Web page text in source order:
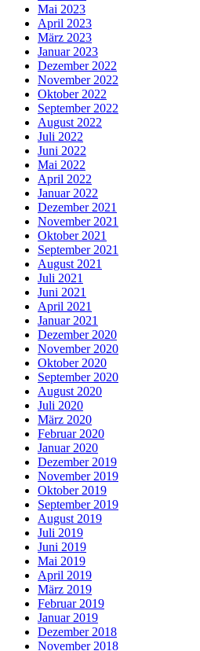
Mai 2023
April 2023
März 2023
Januar 2023
Dezember 2022
November 2022
Oktober 2022
September 2022
August 2022
Juli 2022
Juni 2022
Mai 2022
April 2022
Januar 2022
Dezember 2021
November 2021
Oktober 2021
September 2021
August 2021
Juli 2021
Juni 2021
April 2021
Januar 2021
Dezember 2020
November 2020
Oktober 2020
September 2020
August 2020
Juli 2020
März 2020
Februar 2020
Januar 2020
Dezember 2019
November 2019
Oktober 2019
September 2019
August 2019
Juli 2019
Juni 2019
Mai 2019
April 2019
März 2019
Februar 2019
Januar 2019
Dezember 2018
November 2018